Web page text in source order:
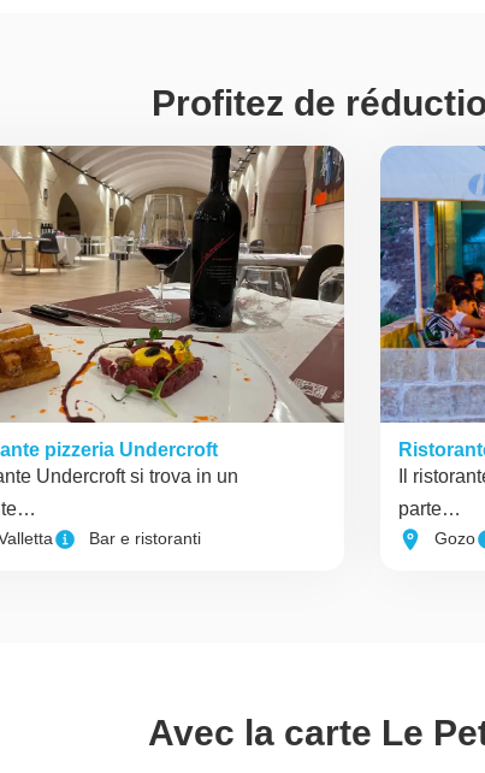
Profitez de
pizzeria Undercroft
Undercroft si trova in un
Bar e ristoranti
Il
parte…
Gozo
Avec la carte Le